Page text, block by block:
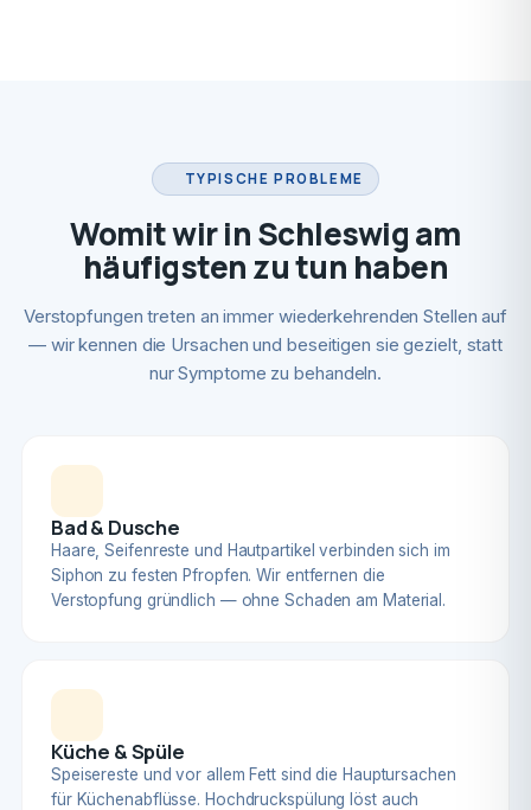
TYPISCHE PROBLEME
Womit wir in Schleswig am
häufigsten zu tun haben
Verstopfungen treten an immer wiederkehrenden Stellen auf
— wir kennen die Ursachen und beseitigen sie gezielt, statt
nur Symptome zu behandeln.
Bad & Dusche
Haare, Seifenreste und Hautpartikel verbinden sich im
Siphon zu festen Pfropfen. Wir entfernen die
Verstopfung gründlich — ohne Schaden am Material.
Küche & Spüle
Speisereste und vor allem Fett sind die Hauptursachen
für Küchenabflüsse. Hochdruckspülung löst auch